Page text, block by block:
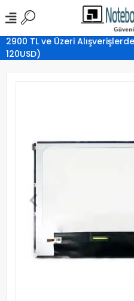
2900 TL ve Üzeri
120USD)